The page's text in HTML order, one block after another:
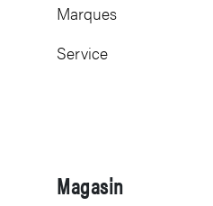
Marques
Service
Magasin